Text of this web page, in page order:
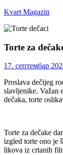
Skip
content
Kvart Magazin
click
vas!
Torte za
17. септембар
Proslava dečijeg
slavljenike. Važan
dečaka, torte
Torte za dečake
izgled torte ono je
likova iz crtanih